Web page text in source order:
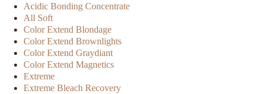
Acidic Bonding Concentrate
All Soft
Color Extend Blondage
Color Extend Brownlights
Color Extend Graydiant
Color Extend Magnetics
Extreme
Extreme Bleach Recovery